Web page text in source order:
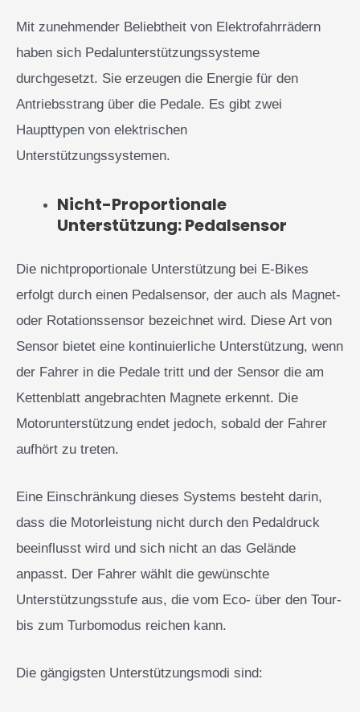
Mit zunehmender Beliebtheit von Elektrofahrrädern
haben sich Pedalunterstützungssysteme
durchgesetzt. Sie erzeugen die Energie für den
Antriebsstrang über die Pedale. Es gibt zwei
Haupttypen von elektrischen
Unterstützungssystemen.
Nicht-Proportionale
Unterstützung: Pedalsensor
Die nichtproportionale Unterstützung bei E-Bikes
erfolgt durch einen Pedalsensor, der auch als Magnet-
oder Rotationssensor bezeichnet wird. Diese Art von
Sensor bietet eine kontinuierliche Unterstützung, wenn
der Fahrer in die Pedale tritt und der Sensor die am
Kettenblatt angebrachten Magnete erkennt. Die
Motorunterstützung endet jedoch, sobald der Fahrer
aufhört zu treten.
Eine Einschränkung dieses Systems besteht darin,
dass die Motorleistung nicht durch den Pedaldruck
beeinflusst wird und sich nicht an das Gelände
anpasst. Der Fahrer wählt die gewünschte
Unterstützungsstufe aus, die vom Eco- über den Tour-
bis zum Turbomodus reichen kann.
Die gängigsten Unterstützungsmodi sind: